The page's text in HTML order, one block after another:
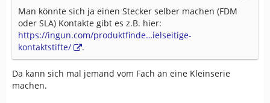
Man könnte sich ja einen Stecker selber machen (FDM
oder SLA) Kontakte gibt es z.B. hier:
https://ingun.com/produktfinde…ielseitige-
kontaktstifte/
.
Da kann sich mal jemand vom Fach an eine Kleinserie
machen.